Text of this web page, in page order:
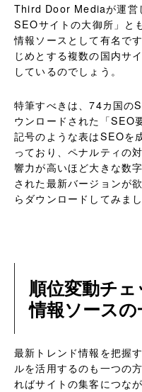
Third Door Mediaが運営
SEOサイトの大御所」と
情報ソースとして有名で
じめとする複数の国内サ
しているのでしょう。
特筆すべきは、74カ国の
ウンロードされた「SEO
記号のような表はSEOを
っており、ペナルティの
響力が高いほど大きな数
された最新バージョンが
らダウンロードしてみまし
順位変動チ
情報ソースの
最新トレンド情報を把握
ルを活用するのも一つの
ればサイトの集客につな